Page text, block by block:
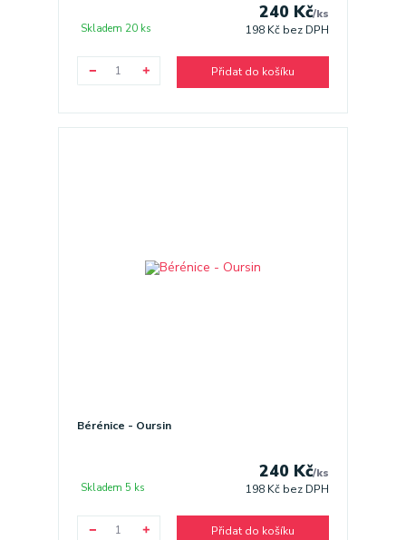
240 Kč/ks
198 Kč bez DPH
Skladem 20 ks
Přidat do košíku
Bérénice - Oursin
240 Kč/ks
198 Kč bez DPH
Skladem 5 ks
Přidat do košíku